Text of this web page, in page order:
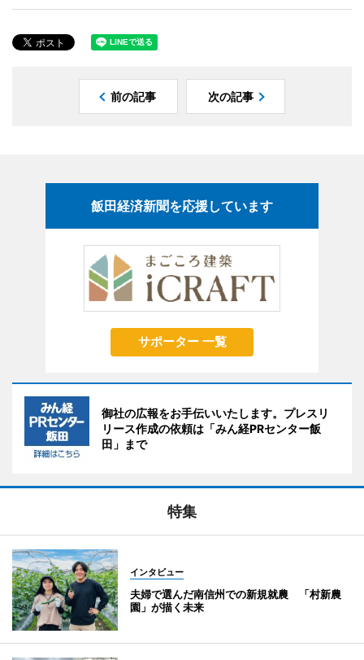
前の記事 次の記事
飯田経済新聞を応援しています
サポーター 一覧
御社の広報をお手伝いいたします。プレスリ
リース作成の依頼は「みん経PRセンター飯
田」まで
特集
インタビュー
夫婦で選んだ南信州での新規就農 「村新農
園」が描く未来